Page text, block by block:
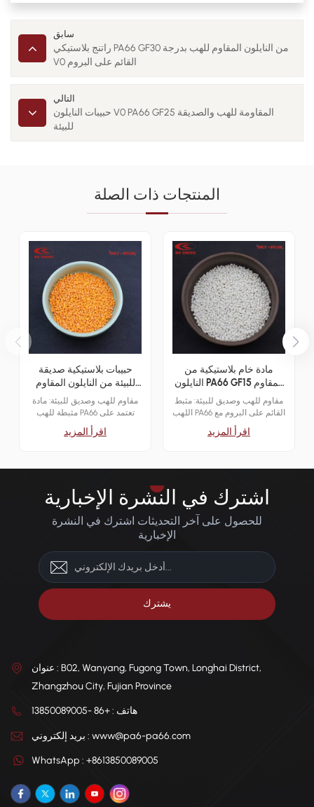
سابق
راتنج بلاستيكي PA66 GF30 من النايلون المقاوم للهب بدرجة
V0 القائم على البروم
التالي
حبيبات النايلون V0 PA66 GF25 المقاومة للهب والصديقة
للبيئة
المنتجات ذات الصلة
حبيبات بلاستيكية صديقة
للبيئة من النايلون المقاوم
للهب PA66 V0 القائم على
البروم
مقاوم للهب وصديق للبيئة: مادة
مثبطة للهب PA66 تعتمد على
البروم وحاصلة على شهادة UL
94 V-0 (1.6 مم، 3.2 مم)، وتوفر
يستخدم على نطاق واسع في
الإلكترونية والأدوات الكهربائية
والتروس الصناعية. التخصيص
متاح: مصنع مباشرة ومصمم
اقرأ المزيد
مادة خام بلاستيكية من
النايلون PA66 GF15 المقاوم
للهب القائم على البروم V0
مقاوم للهب وصديق للبيئة: مثبط
اللهب PA66 القائم على البروم مع
مقاومة عالية للهب وخصائص
أجزاء السيارات والأجهزة
والتروس الصناعية. التخصيص
متاح: توريد مباشر من المصنع مع
تركيبات مصممة خصيصًا لتلبية
اقرأ المزيد
اشترك في النشرة الإخبارية
للحصول على آخر التحديثات اشترك في النشرة
الإخبارية
عنوان : B02, Wanyang, Fugong Town, Longhai District,
Zhangzhou City, Fujian Province
هاتف : +86 -13850089005
بريد إلكتروني : www@pa6-pa66.com
WhatsApp : +8613850089005